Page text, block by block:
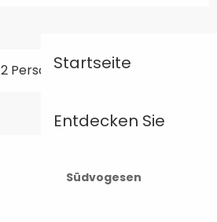
Startseite
Entdecken Sie
Südvogesen
2 Person(en)